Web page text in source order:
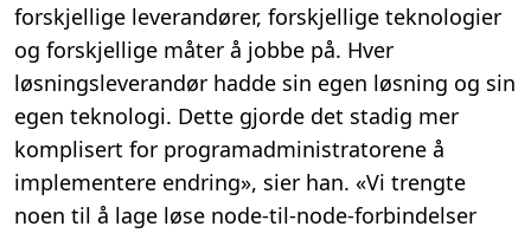
forskjellige leverandører, forskjellige teknologier
og forskjellige måter å jobbe på. Hver
løsningsleverandør hadde sin egen løsning og sin
egen teknologi. Dette gjorde det stadig mer
komplisert for programadministratorene å
implementere endring», sier han. «Vi trengte
noen til å lage løse node-til-node-forbindelser